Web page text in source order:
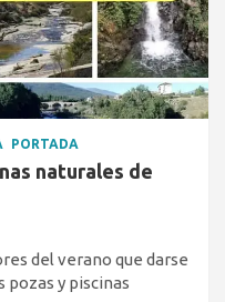
PORTADA
naturales de
del verano que darse
pozas y piscinas